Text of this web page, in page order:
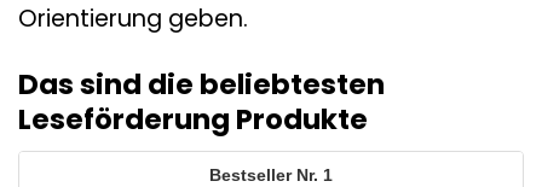
Orientierung geben.
Das sind die beliebtesten
Leseförderung Produkte
1